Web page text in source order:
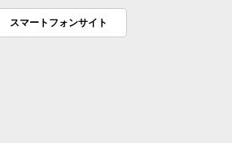
スマートフォンサイト